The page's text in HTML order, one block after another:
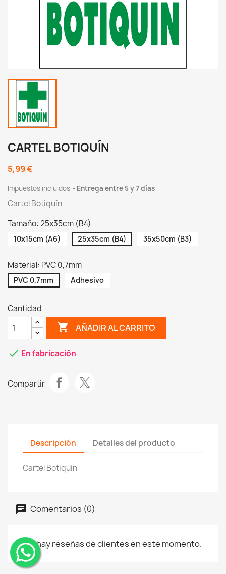
CARTEL BOTIQUÍN
5,99 €
Impuestos incluidos Entrega entre 5 y 7 días
Cartel Botiquín
Tamaño: 25x35cm (B4)
10x15cm (A6) 25x35cm (B4) 35x50cm (B3)
Material: PVC 0,7mm
PVC 0,7mm Adhesivo
Cantidad
shopping_cart AÑADIR AL CARRITO
check En fabricación
Compartir
Descripción Detalles del producto
Cartel Botiquín
Comentarios (0)
No hay reseñas de clientes en este momento.
¨